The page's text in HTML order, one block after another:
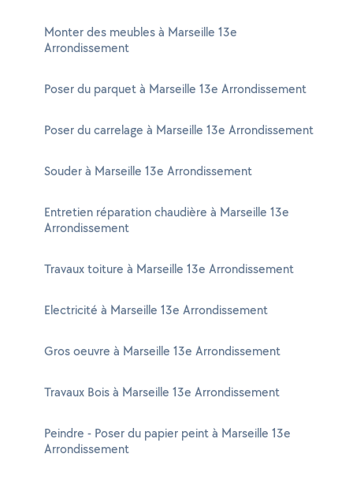
Monter des meubles à Marseille 13e
Arrondissement
Poser du parquet à Marseille 13e Arrondissement
Poser du carrelage à Marseille 13e Arrondissement
Souder à Marseille 13e Arrondissement
Entretien réparation chaudière à Marseille 13e
Arrondissement
Travaux toiture à Marseille 13e Arrondissement
Electricité à Marseille 13e Arrondissement
Gros oeuvre à Marseille 13e Arrondissement
Travaux Bois à Marseille 13e Arrondissement
Peindre - Poser du papier peint à Marseille 13e
Arrondissement